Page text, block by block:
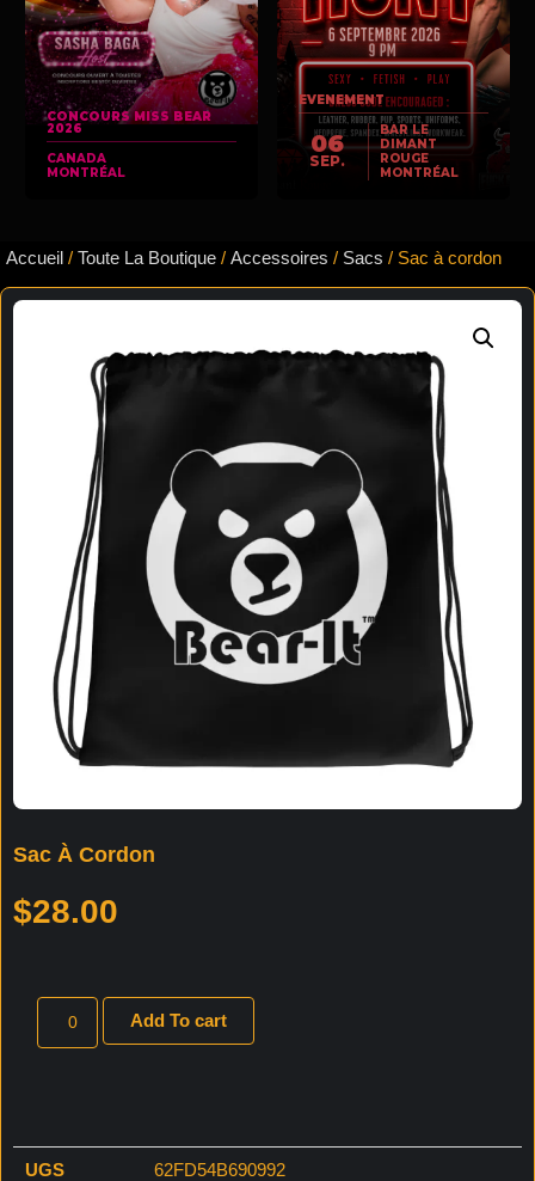
CONCOURS MISS BEAR
2026
CANADA
MONTRÉAL
EVENEMENT
06
SEP.
BAR LE
DIMANT
ROUGE
MONTRÉAL
Accueil / Toute La Boutique / Accessoires / Sacs / Sac à cordon
Sac À Cordon
$28.00
Add To cart
UGS
62FD54B690992